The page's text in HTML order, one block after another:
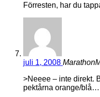
Förresten, har du
juli 1, 2008
>Neeee – inte direkt.
pektårna orange/blå…